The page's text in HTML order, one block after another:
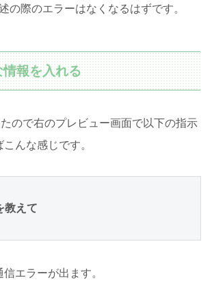
の際のエラーはなくなるはずです。
報を入れる
ので右のプレビュー画面で以下の指示
んな感じです。
教えて
エラーが出ます。